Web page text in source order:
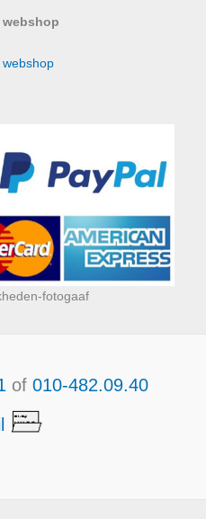
fotogaaf
of 010-482.09.40